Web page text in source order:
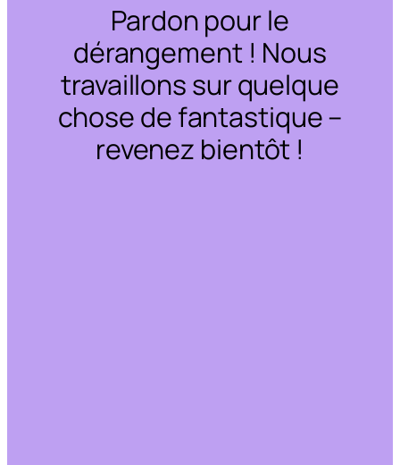
Pardon pour le
dérangement ! Nous
travaillons sur quelque
chose de fantastique –
revenez bientôt !